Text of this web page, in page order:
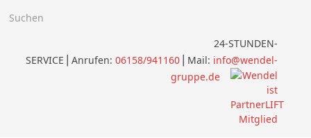
24-STUNDEN-
SERVICE
Anrufen: 06158/941160 ⎪Mail: info@wendel-
gruppe.de